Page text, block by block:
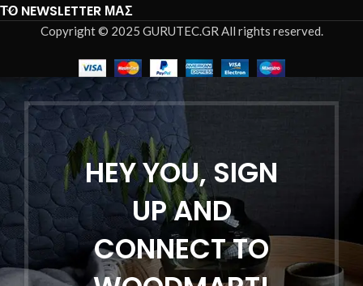
ΤΟ NEWSLETTER ΜΑΣ
Copyright © 2025 GURUTEC.GR All rights reserved.
HEY YOU, SIGN
UP AND
CONNECT TO